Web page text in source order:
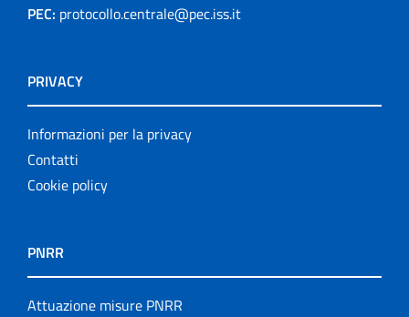
PEC: protocollo.centrale@pec.iss.it
PRIVACY
Informazioni per la privacy
Contatti
Cookie policy
PNRR
Attuazione misure PNRR